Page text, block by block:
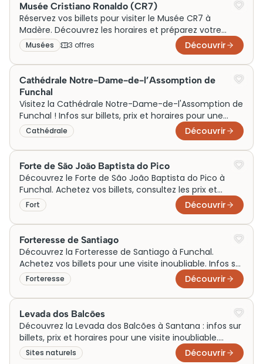
Musée Cristiano Ronaldo (CR7)
Réservez vos billets pour visiter le Musée CR7 à
Madère. Découvrez les horaires et préparez votre
visite inoubliable dès aujourd'hui !
Musées 3 offres Découvrir
Cathédrale Notre-Dame-de-l’Assomption de
Funchal
Visitez la Cathédrale Notre-Dame-de-l'Assomption de
Funchal ! Infos sur billets, prix et horaires pour une
visite inoubliable.
Cathédrale Découvrir
Forte de São João Baptista do Pico
Découvrez le Forte de São João Baptista do Pico à
Funchal. Achetez vos billets, consultez les prix et
préparez votre visite dès maintenant!
Fort Découvrir
Forteresse de Santiago
Découvrez la Forteresse de Santiago à Funchal.
Achetez vos billets pour une visite inoubliable. Infos sur
prix et horaires. Visiter devient simple !
Forteresse Découvrir
Levada dos Balcões
Découvrez la Levada dos Balcões à Santana : infos sur
billets, prix et horaires pour une visite inoubliable.
Réservez maintenant pour visiter ce joyau!
Sites naturels Découvrir